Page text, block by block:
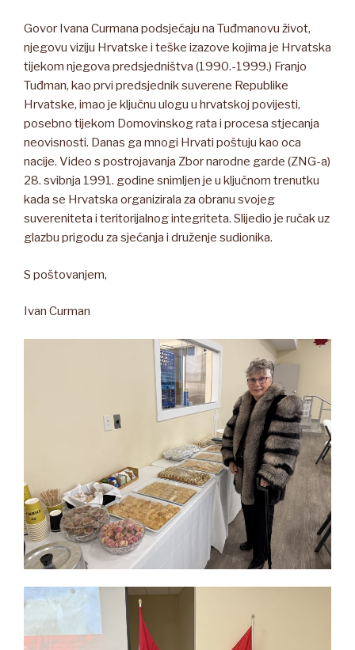
Govor Ivana Curmana podsjećaju na Tuđmanovu život,
njegovu viziju Hrvatske i teške izazove kojima je Hrvatska
tijekom njegova predsjedništva (1990.-1999.) Franjo
Tuđman, kao prvi predsjednik suverene Republike
Hrvatske, imao je ključnu ulogu u hrvatskoj povijesti,
posebno tijekom Domovinskog rata i procesa stjecanja
neovisnosti. Danas ga mnogi Hrvati poštuju kao oca
nacije. Video s postrojavanja Zbor narodne garde (ZNG-a)
28. svibnja 1991. godine snimljen je u ključnom trenutku
kada se Hrvatska organizirala za obranu svojeg
suvereniteta i teritorijalnog integriteta. Slijedio je ručak uz
glazbu prigodu za sjećanja i druženje sudionika.
S poštovanjem,
Ivan Curman